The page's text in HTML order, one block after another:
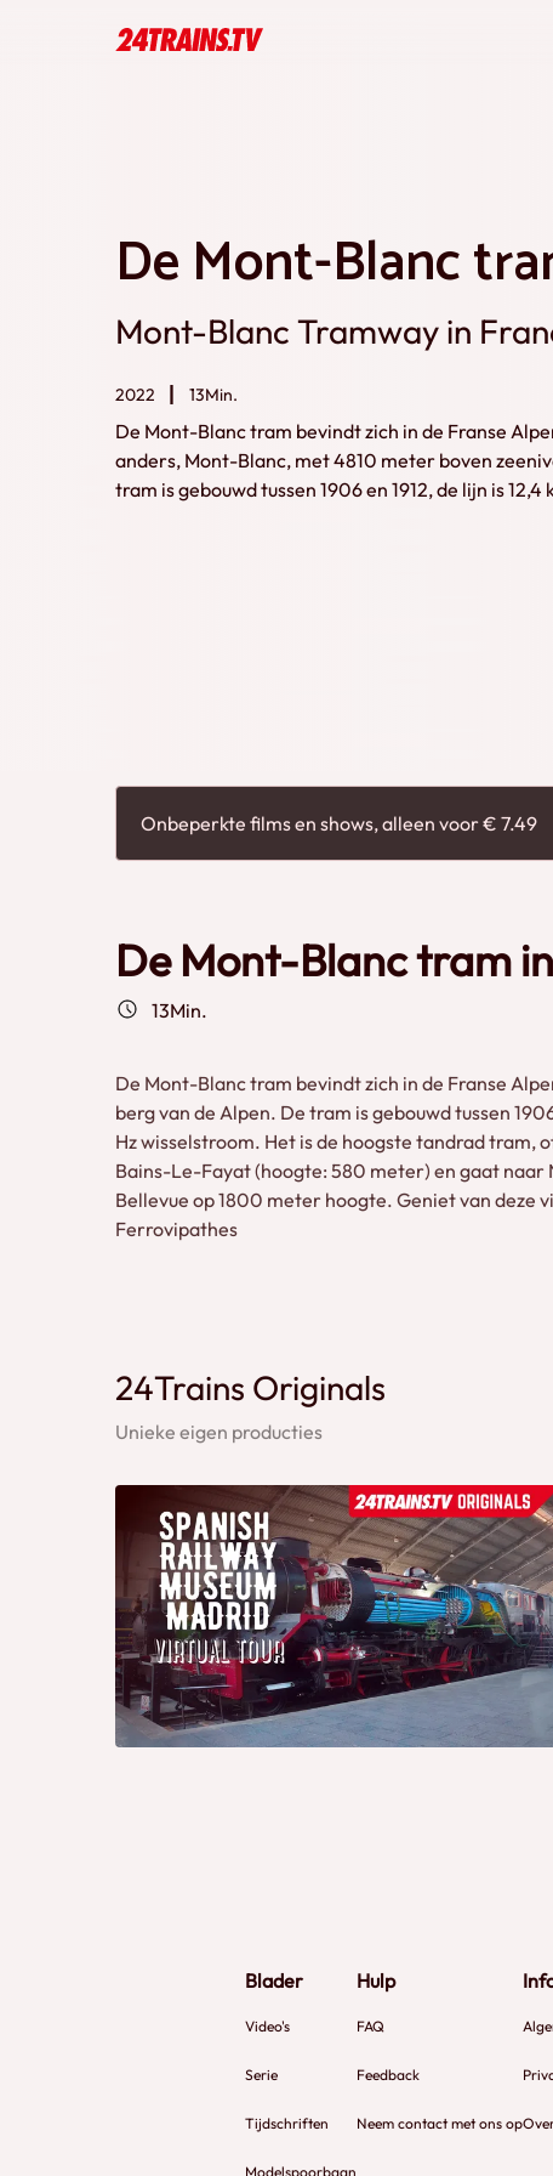
De Mont-Blanc
Mont-Blanc Tramway in
2022 13Min.
De Mont-Blanc tram bevindt zich in de Franse
anders, Mont-Blanc, met 4810 meter boven
tram is gebouwd tussen 1906 en 1912, de lijn is
Onbeperkte films en shows, alleen voor € 7.49
De Mont-Blanc tram
13Min.
De Mont-Blanc tram bevindt zich in de Franse
berg van de Alpen. De tram is gebouwd tussen
Hz wisselstroom. Het is de hoogste tandrad
Bains-Le-Fayat (hoogte: 580 meter) en gaat naar
Bellevue op 1800 meter hoogte. Geniet van
Ferrovipathes
24Trains Originals
Unieke eigen producties
Blader
Video's
Serie
Tijdschriften
Modelspoorbaan
Hulp
FAQ
Feedback
Neem contact met ons op